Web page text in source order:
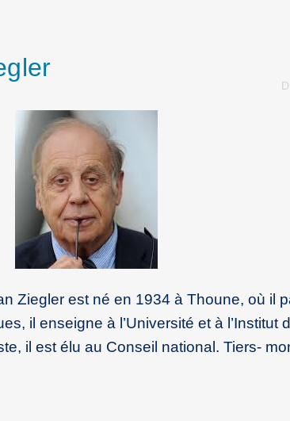
Ziegler est né en 1934 à Thoune, où il
il enseigne à l’Université et à l’Institut
il est élu au Conseil national. Tiers-